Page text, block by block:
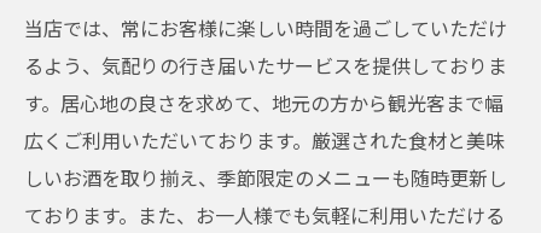
当店では、常にお客様に楽しい時間を過ごしていただけ
るよう、気配りの行き届いたサービスを提供しておりま
す。居心地の良さを求めて、地元の方から観光客まで幅
広くご利用いただいております。厳選された食材と美味
しいお酒を取り揃え、季節限定のメニューも随時更新し
ております。また、お一人様でも気軽に利用いただける